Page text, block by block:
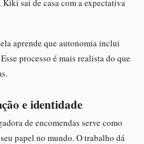
Kiki sai de casa com a expectativa
aprende que autonomia inclui
processo é mais realista do que
e identidade
de encomendas serve como
papel no mundo. O trabalho dá